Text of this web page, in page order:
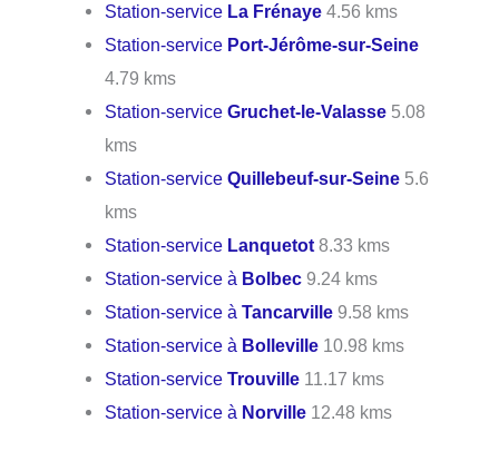
Station-service La Frénaye 4.56 kms
Station-service Port-Jérôme-sur-Seine
4.79 kms
Station-serviceGruchet-le-Valasse 5.08
kms
Station-serviceQuillebeuf-sur-Seine 5.6
kms
Station-service Lanquetot 8.33 kms
Station-service à Bolbec 9.24 kms
Station-service àTancarville 9.58 kms
Station-service à Bolleville 10.98 kms
Station-serviceTrouville 11.17 kms
Station-service à Norville 12.48 kms